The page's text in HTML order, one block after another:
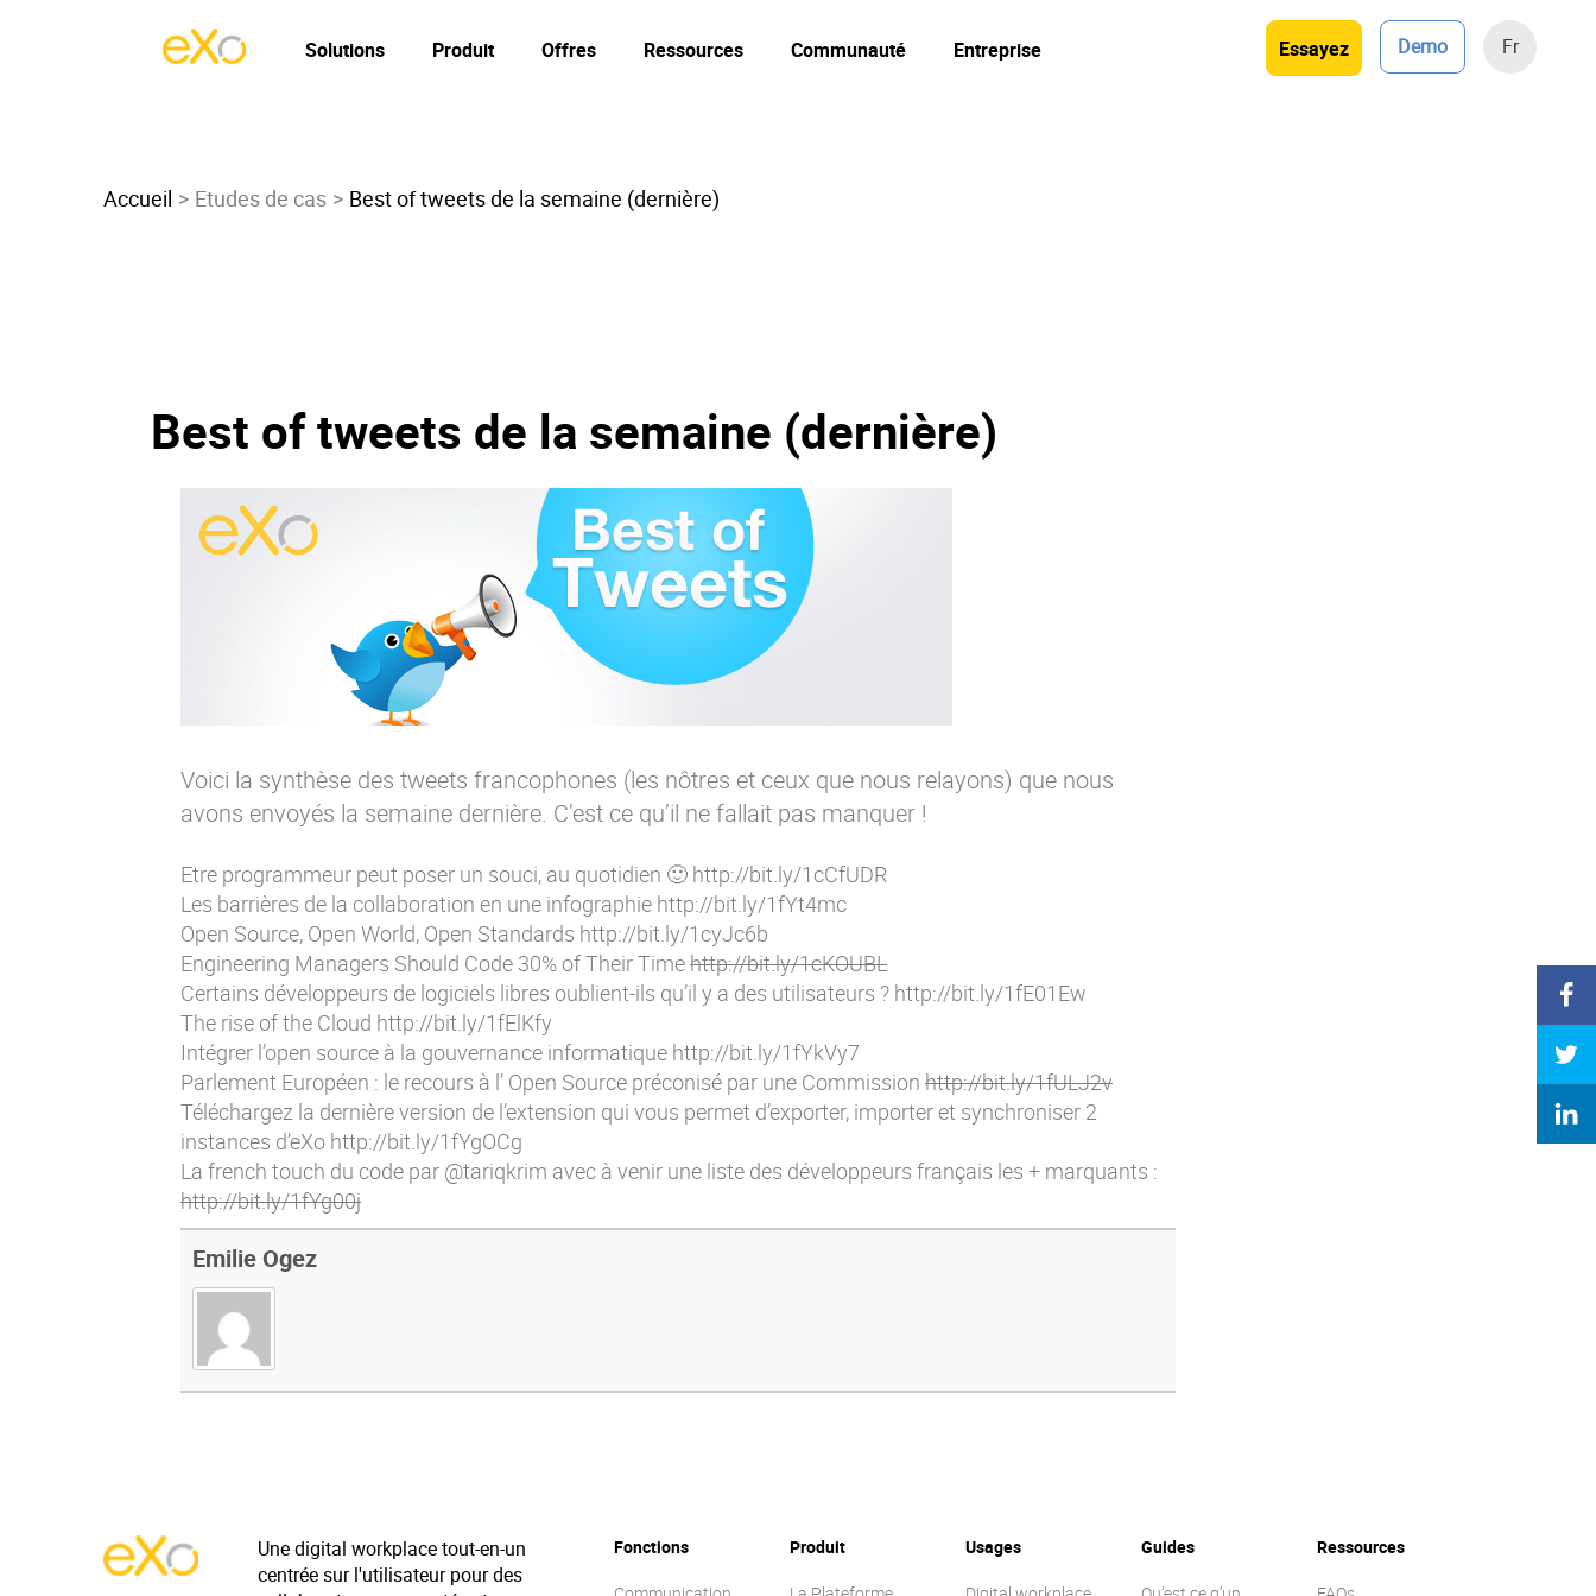
Essayez Demo Fr
Solutions Produit Offres Ressources Communauté Entreprise
Accueil Etudes de cas Best of tweets de la semaine (dernière)
Best of tweets de la semaine (dernière)
Voici la synthèse des tweets francophones (les nôtres et ceux que nous relayons) que nous
avons envoyés la semaine dernière. C’est ce qu’il ne fallait pas manquer !
Etre programmeur peut poser un souci, au quotidien 🙂 http://bit.ly/1cCfUDR
Les barrières de la collaboration en une infographie http://bit.ly/1fYt4mc
Open Source, Open World, Open Standards http://bit.ly/1cyJc6b
Engineering Managers Should Code 30% of Their Timehttp://bit.ly/1cKOUBL
Certains développeurs de logiciels libres oublient-ils qu’il y a des utilisateurs ? http://bit.ly/1fE01Ew
The rise of the Cloud http://bit.ly/1fElKfy
Intégrer l’open source à la gouvernance informatique http://bit.ly/1fYkVy7
Parlement Européen : le recours à l’ Open Source préconisé par une Commission http://bit.ly/1fULJ2v
Téléchargez la dernière version de l’extension qui vous permet d’exporter, importer et synchroniser 2
instances d’eXo http://bit.ly/1fYgOCg
La french touch du code par @tariqkrim avec à venir une liste des développeurs français les + marquants :
http://bit.ly/1fYg00j
Emilie Ogez
Une digital workplace tout-en-un
centrée sur l'utilisateur pour des
Fonctions Produit Usages Guides Ressources